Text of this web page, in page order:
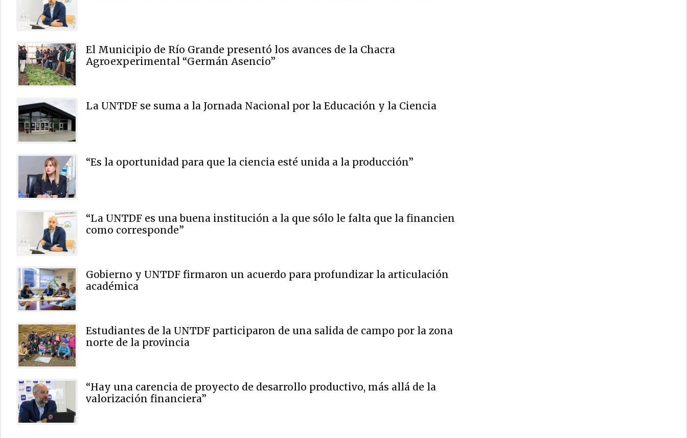
El Municipio de Río Grande presentó los avances de la Chacra
Agroexperimental “Germán Asencio”
La UNTDF se suma a la Jornada Nacional por la Educación y la Ciencia
“Es la oportunidad para que la ciencia esté unida a la producción”
“La UNTDF es una buena institución a la que sólo le falta que la financien
como corresponde”
Gobierno y UNTDF firmaron un acuerdo para profundizar la articulación
académica
Estudiantes de la UNTDF participaron de una salida de campo por la zona
norte de la provincia
“Hay una carencia de proyecto de desarrollo productivo, más allá de la
valorización financiera”